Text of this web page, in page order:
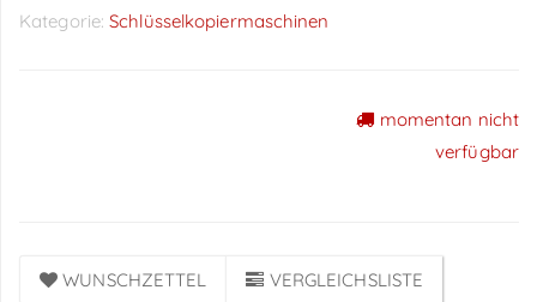
Kategorie:Schlüsselkopiermaschinen
momentan nicht
verfügbar
WUNSCHZETTEL VERGLEICHSLISTE